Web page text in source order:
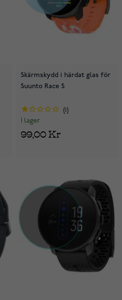
Skärmskydd i härdat glas för
Suunto Race S
I lager
99,00 Kr